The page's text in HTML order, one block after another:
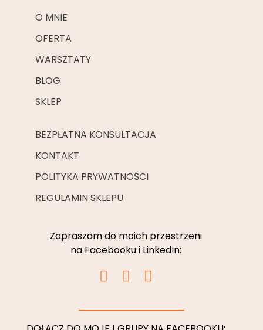
O MNIE
OFERTA
WARSZTATY
BLOG
SKLEP
BEZPŁATNA KONSULTACJA
KONTAKT
POLITYKA PRYWATNOŚCI
REGULAMIN SKLEPU
Zapraszam do moich przestrzeni
na Facebooku i LinkedIn:
I
n
t
F
a
e
L
i
k